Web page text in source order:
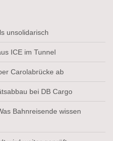
unsolidarisch
ICE im Tunnel
Carolabrücke ab
bei DB Cargo
Bahnreisende wissen